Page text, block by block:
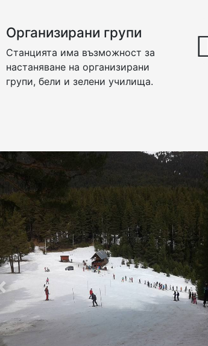
Организирани групи
Станцията има възможност за
настаняване на организирани
групи, бели и зелени училища.
Previous